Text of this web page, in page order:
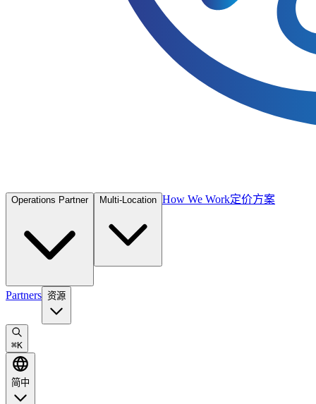
Operations Partner Multi-Location How We Work定价方案
Partners 资源
⌘K
简中